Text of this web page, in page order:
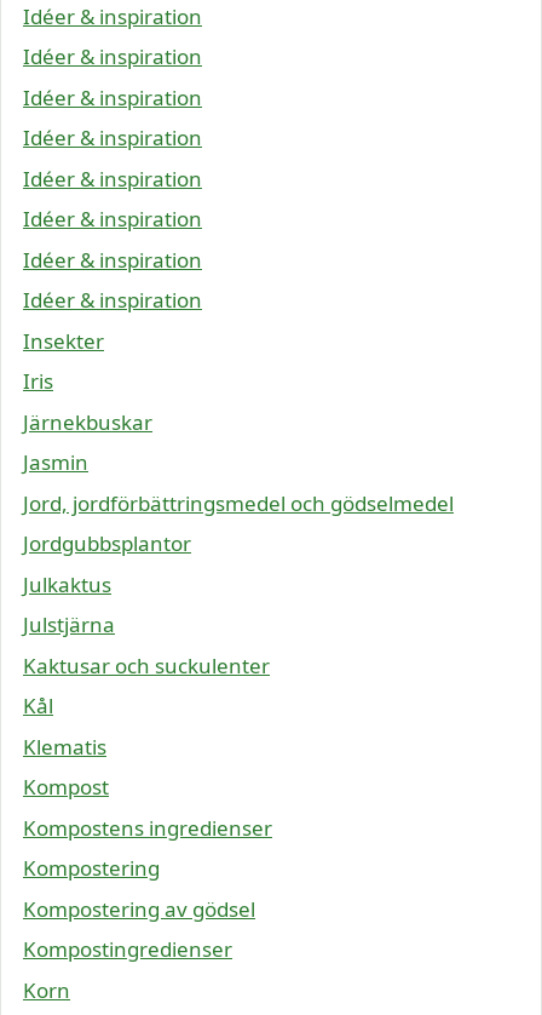
Idéer & inspiration
Idéer & inspiration
Idéer & inspiration
Idéer & inspiration
Idéer & inspiration
Idéer & inspiration
Idéer & inspiration
Idéer & inspiration
Insekter
Iris
Järnekbuskar
Jasmin
Jord, jordförbättringsmedel och gödselmedel
Jordgubbsplantor
Julkaktus
Julstjärna
Kaktusar och suckulenter
Kål
Klematis
Kompost
Kompostens ingredienser
Kompostering
Kompostering av gödsel
Kompostingredienser
Korn